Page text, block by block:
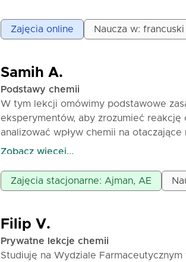
• Cena: 45 min = 8€ 60 min = 10€
aby chemia stała się jasna i łatwa –
Zajęcia online Naucza w: francuski
Samih A.
Podstawy chemii
W tym lekcji omówimy podstawowe
eksperymentów, aby zrozumieć
analizować wpływ chemii na
naszym życiu. Pozwólcie, że zanurzymy
Zobacz więcej...
Zajęcia stacjonarne: Ajman, AE
Filip V.
Prywatne lekcje chemii
Studiuję na Wydziale